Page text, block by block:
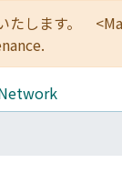
たします。